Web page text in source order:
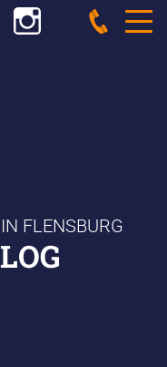
FLENSBURG